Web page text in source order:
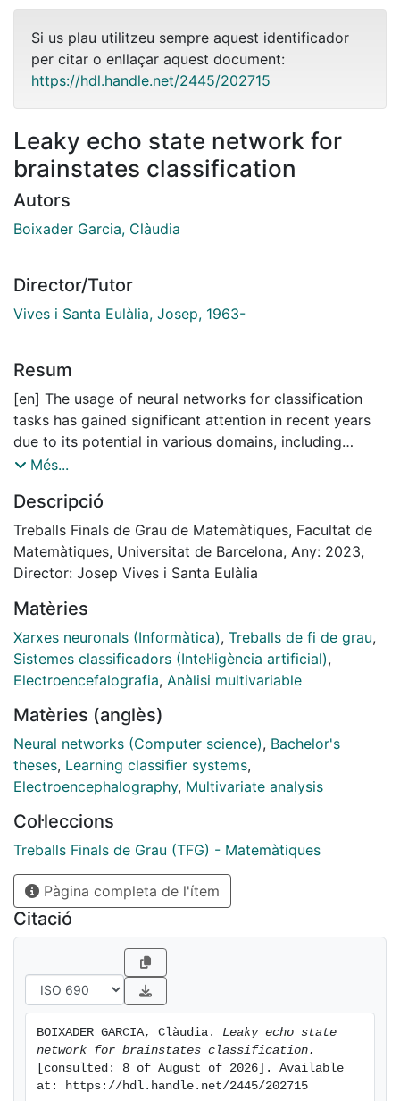
Si us plau utilitzeu sempre aquest identificador
per citar o enllaçar aquest document:
https://hdl.handle.net/2445/202715
Leaky echo state network for
brainstates classification
Autors
Boixader Garcia, Clàudia
Director/Tutor
Vives i Santa Eulàlia, Josep, 1963-
Resum
[en] The usage of neural networks for classification
tasks has gained significant attention in recent years
due to its potential in various domains, including
medicine, finances or even in social media. In this
realised by Xènia in [11], we will take advantage of
these computational models in order to investigate the
utility of temporal dynamics in electroencephalogram
(EEG) signal classification. Also we aim to evaluate the
classifying those EEG signals.
The research employs Leaky Echo State Networks
(ESNs), a type of recurrent neural network, as the main
tool for extracting temporal dynamics from EEG
used to evaluate their impact on the classification
task: Ridge Regression and Logistic Regression
classifier.
The script starts with a theoretical introduction to
State Networks. Subsequently, a concise overview of
the two classification methods employed to construct
our network architecture is presented. The final
chapter is dedicated to define the aforementioned
architecture and revealing the outcomes derived from
the application of said network to real EEG data.
Més...
Descripció
Treballs Finals de Grau de Matemàtiques, Facultat de
Matemàtiques, Universitat de Barcelona, Any: 2023,
Director: Josep Vives i Santa Eulàlia
Matèries
Xarxes neuronals (Informàtica), Treballs de fi de grau,
Sistemes classificadors (Intel·ligència artificial),
Electroencefalografia, Anàlisi multivariable
Matèries (anglès)
Neural networks (Computer science), Bachelor's
theses, Learning classifier systems,
Electroencephalography, Multivariate analysis
Col·leccions
Treballs Finals de Grau (TFG) - Matemàtiques
Pàgina completa de l'ítem
Citació
BOIXADER GARCIA, Clàudia. Leaky echo state
network for brainstates classification.
[consulted: 8 of August of 2026]. Available
at: https://hdl.handle.net/2445/202715